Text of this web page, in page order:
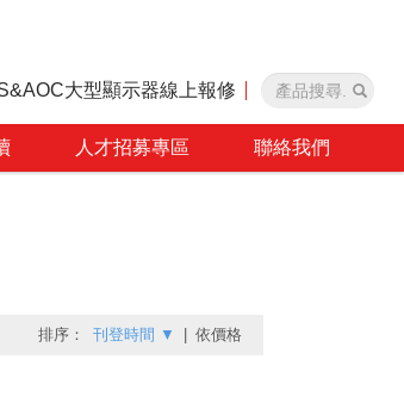
大型顯示器線上報修
人才招募專區 聯絡我們
排序： 刊登時間 ▼ 依價格